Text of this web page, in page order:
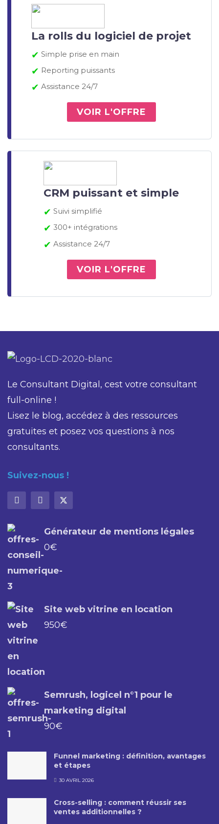
La rolls du logiciel de projet
✔ Simple prise en main
✔ Reporting puissants
✔ Assistance 24/7
VOIR L'OFFRE
CRM puissant et simple
✔ Suivi simplifié
✔ 300+ intégrations
✔ Assistance 24/7
VOIR L'OFFRE
Le Consultant Digital, cest votre consultant
full-online !
Lisez le blog, accédez à des ressources
gratuites et posez vos questions à nos
consultants.
Suivez-nous !
Générateur de mentions légales
0€
Site web vitrine en location
950€
Semrush, logicel n°1 pour le
marketing digital
90€
Funnel marketing : définition, avantages
et étapes
30 AVRIL 2026
Cross-selling : comment réussir ses
ventes additionnelles ?